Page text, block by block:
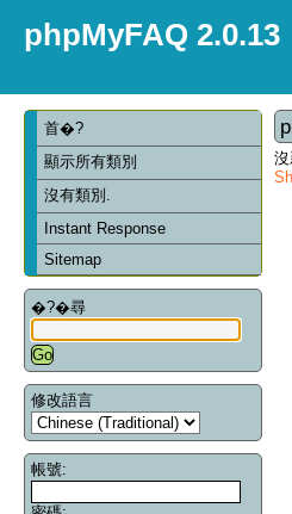
phpMyFAQ 2.0.13
首�?
顯示所有類別
沒有類別.
Instant Response
Sitemap
�?�尋
修改語言
帳號: